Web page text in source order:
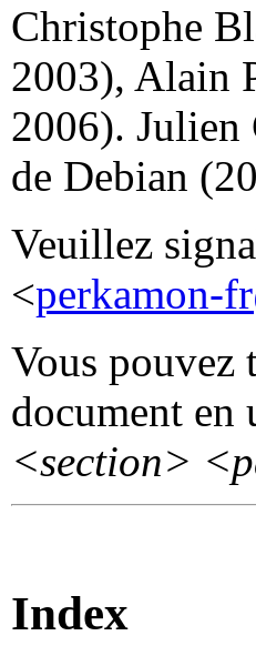
Christophe
2003), Alain
2006). Julien
de Debian
Veuillez
<perkamon-
Vous pouvez
document
<section>
Index